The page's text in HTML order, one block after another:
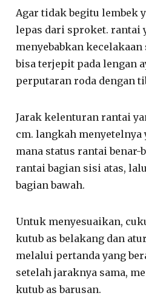
Agar tidak begitu lembek
lepas dari sproket. rantai
menyebabkan
bisa terjepit pada lengan
perputaran roda dengan
Jarak kelenturan rantai
cm. langkah
mana status rantai benar-
rantai bagian sisi atas,
bagian bawah.
Untuk menyesuaikan,
kutub as belakang dan
melalui pertanda yang
setelah jaraknya sama,
kutub as barusan.